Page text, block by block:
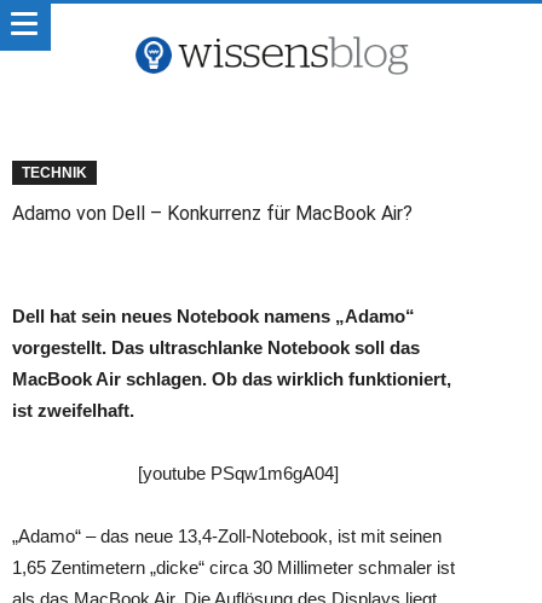
TECHNIK
Adamo von Dell – Konkurrenz für MacBook Air?
Dell hat sein neues Notebook namens „Adamo“
vorgestellt. Das ultraschlanke Notebook soll das
MacBook Air schlagen. Ob das wirklich funktioniert,
ist zweifelhaft.
[youtube PSqw1m6gA04]
„Adamo“ – das neue 13,4-Zoll-Notebook, ist mit seinen
1,65 Zentimetern „dicke“ circa 30 Millimeter schmaler ist
als das MacBook Air. Die Auflösung des Displays liegt